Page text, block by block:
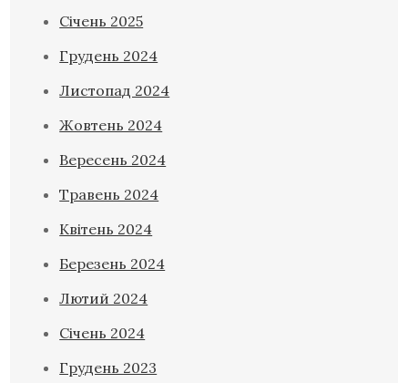
Січень 2025
Грудень 2024
Листопад 2024
Жовтень 2024
Вересень 2024
Травень 2024
Квітень 2024
Березень 2024
Лютий 2024
Січень 2024
Грудень 2023